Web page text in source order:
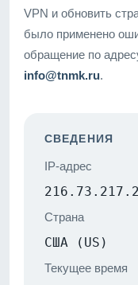
VPN и обновить
было применено
обращение по
info@tnmk.ru.
СВЕДЕНИЯ
IP-адрес
Страна
США (US)
Текущее время